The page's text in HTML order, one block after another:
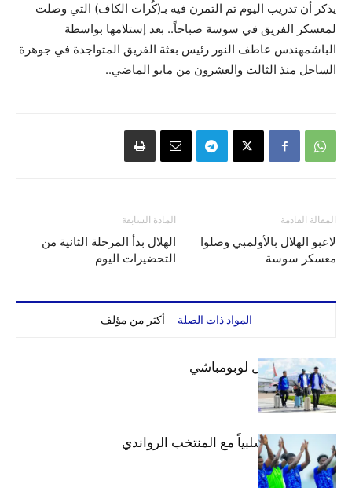
يذكر أن تدريب اليوم تم التمرن فيه بـ(كُرات الكاف) التي وصلت
لمعسكر الفريق في سوسة صباحاً.. بعد إستلامها بواسطة
الباشمهندس عاطف النور رئيس بعثة الفريق المتواجدة في جوهرة
الساحل منذ الثالث والعشرون من مايو الماضي..
المادة السابقة
الهلال بدأ المرحلة الثانية من
التحضيرات اليوم
المقالة القادمة
لاعبو الهلال بالأولمبي وصلوا
معسكر سوسة
المواد ذات الصلة أكثر من مؤلف
بعثة الهلال تصل لوبومباشي
الهلال يتعادل سلبياً مع المنتخب الرواندي
إعدادياً